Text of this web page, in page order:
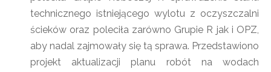
technicznego istniejącego wylotu z oczyszczalni
ścieków oraz poleciła zarówno Grupie R jak i OPZ,
aby nadal zajmowały się tą sprawa. Przedstawiono
projekt aktualizacji planu robót na wodach